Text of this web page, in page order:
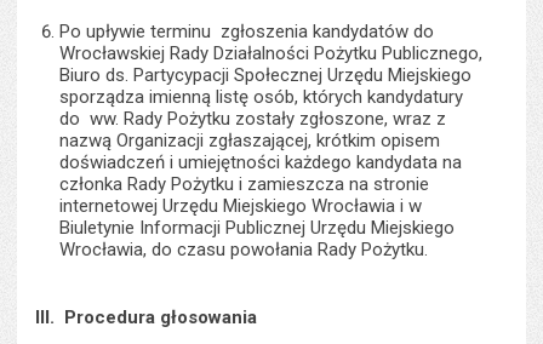
Po upływie terminu zgłoszenia kandydatów do
Wrocławskiej Rady Działalności Pożytku Publicznego,
Biuro ds. Partycypacji Społecznej Urzędu Miejskiego
sporządza imienną listę osób, których kandydatury
do ww. Rady Pożytku zostały zgłoszone, wraz z
nazwą Organizacji zgłaszającej, krótkim opisem
doświadczeń i umiejętności każdego kandydata na
członka Rady Pożytku i zamieszcza na stronie
internetowej Urzędu Miejskiego Wrocławia i w
Biuletynie Informacji Publicznej Urzędu Miejskiego
Wrocławia, do czasu powołania Rady Pożytku.
III. Procedura głosowania